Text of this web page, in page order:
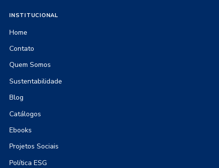
INSTITUCIONAL
Home
Contato
Quem Somos
Sustentabilidade
Blog
Catálogos
Ebooks
Projetos Sociais
Política ESG